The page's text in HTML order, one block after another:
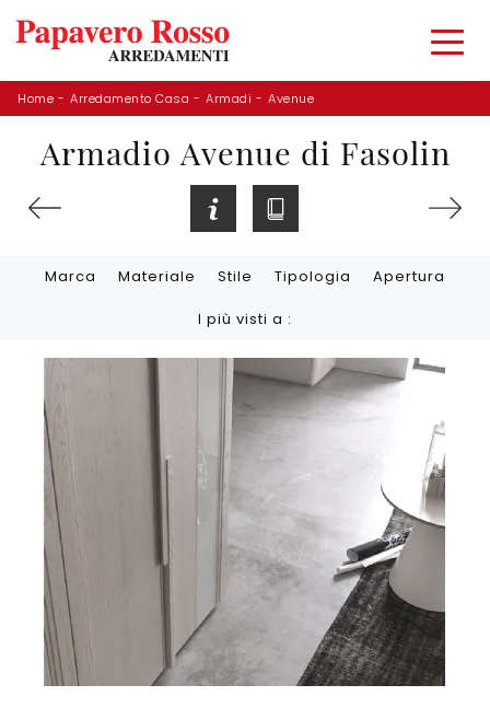
Home - Arredamento Casa - Armadi - Avenue
Armadio Avenue di Fasolin
Marca Materiale Stile Tipologia Apertura
I più visti a :